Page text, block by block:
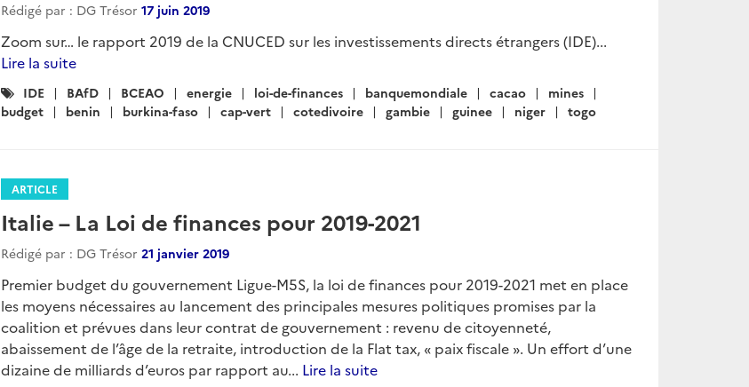
Rédigé par : DG Trésor 17 juin 2019
Zoom sur… le rapport 2019 de la CNUCED sur les investissements directs étrangers (IDE)...
Lire la suite
Catégories
:
IDE BAfD BCEAO energie loi-de-finances banquemondiale cacao
mines
budget
benin burkina-faso cap-vert cotedivoire gambie guinee niger togo
ARTICLE
Italie – La Loi de finances pour 2019-2021
Rédigé par : DG Trésor 21 janvier 2019
Premier budget du gouvernement Ligue-M5S, la loi de finances pour 2019-2021 met en place
les moyens nécessaires au lancement des principales mesures politiques promises par la
coalition et prévues dans leur contrat de gouvernement : revenu de citoyenneté,
abaissement de l’âge de la retraite, introduction de la Flat tax, « paix fiscale ». Un effort d’une
dizaine de milliards d’euros par rapport au... Lire la suite